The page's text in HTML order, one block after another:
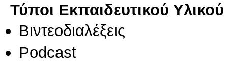
Τύποι Εκπαιδευτικού Υλικού
Βιντεοδιαλέξεις
Podcast